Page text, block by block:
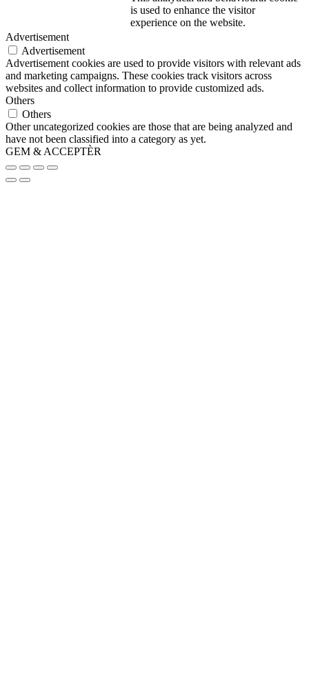
is used to enhance the visitor
experience on the website.
Advertisement
Advertisement
Advertisement cookies are used to provide visitors with relevant ads
and marketing campaigns. These cookies track visitors across
websites and collect information to provide customized ads.
Others
Others
Other uncategorized cookies are those that are being analyzed and
have not been classified into a category as yet.
GEM & ACCEPTÈR